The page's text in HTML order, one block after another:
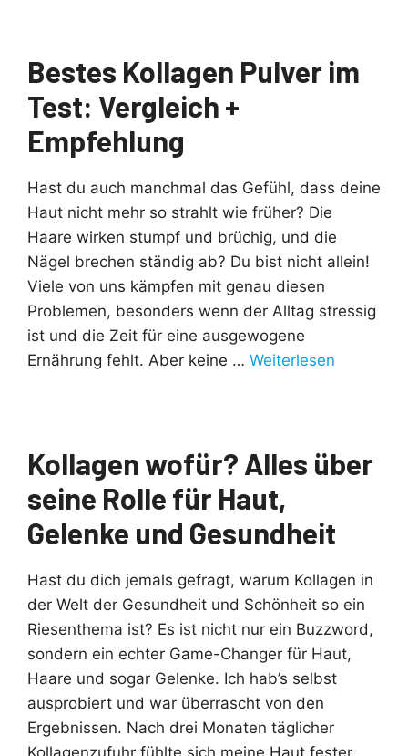
Bestes Kollagen Pulver im
Test: Vergleich +
Empfehlung
Hast du auch manchmal das Gefühl, dass deine
Haut nicht mehr so strahlt wie früher? Die
Haare wirken stumpf und brüchig, und die
Nägel brechen ständig ab? Du bist nicht allein!
Viele von uns kämpfen mit genau diesen
Problemen, besonders wenn der Alltag stressig
ist und die Zeit für eine ausgewogene
Ernährung fehlt. Aber keine … Weiterlesen
Kollagen wofür? Alles über
seine Rolle für Haut,
Gelenke und Gesundheit
Hast du dich jemals gefragt, warum Kollagen in
der Welt der Gesundheit und Schönheit so ein
Riesenthema ist? Es ist nicht nur ein Buzzword,
sondern ein echter Game-Changer für Haut,
Haare und sogar Gelenke. Ich hab’s selbst
ausprobiert und war überrascht von den
Ergebnissen. Nach drei Monaten täglicher